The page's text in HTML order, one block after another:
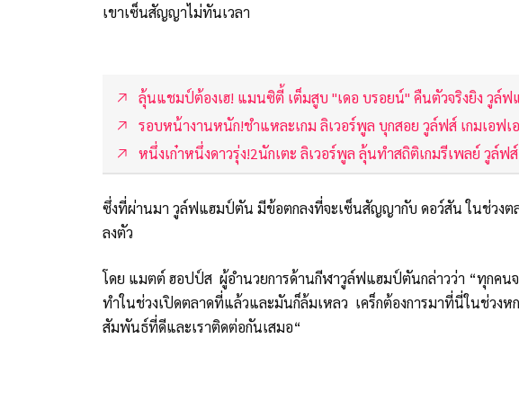
เขาเซ็นสัญญาไม่ทันเวลา
ลุ้นแชมป์ต้องเฮ! แมนซิตี้ เต็มสูบ "เดอ บรอยน์" คืนตัวจริงยิง วูล์
รอบหน้างานหนัก!ชำแหละเกม ลิเวอร์พูล บุกสอย วูล์ฟส์ เกมเอฟเ
หนึ่งเก๋าหนึ่งดาวรุ่ง!2นักเตะ ลิเวอร์พูล ลุ้นทำสถิติเกมรีเพลย์ วูล์ฟส์
ซึ่งที่ผ่านมา วูล์ฟแฮมป์ตัน มีข้อตกลงที่จะเซ็นสัญญากับ ดอว์สัน ในช่วงต
ลงตัว
โดย แมตต์ ฮอปป์ส ผู้อำนวยการด้านกีฬาวูล์ฟแฮมป์ตันกล่าวว่า “ทุกคน
ทำในช่วงเปิดตลาดที่แล้วและมันก็ล้มเหลว เคร็กต้องการมาที่นี่ในช่วง
สัมพันธ์ที่ดีและเราติดต่อกันเสมอ“